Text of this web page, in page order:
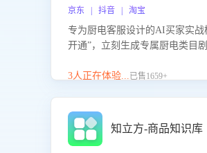
京东 | 抖音 | 淘宝
专为厨电客服设计的AI买家实战
开通”，立刻生成专属厨电类目
能咨询”等真实场景应对技巧！
3人正在体验...已售1659+
知立方-商品知识库